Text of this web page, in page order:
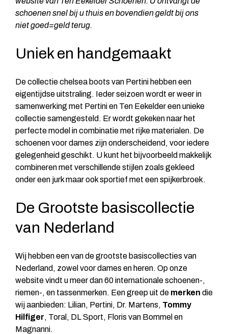
schoenen snel bij u thuis en bovendien geldt bij ons
niet goed=geld terug.
Uniek en handgemaakt
De collectie chelsea boots van Pertini hebben een
eigentijdse uitstraling. Ieder seizoen wordt er weer in
samenwerking met Pertini en Ten Eekelder een unieke
collectie samengesteld. Er wordt gekeken naar het
perfecte model in combinatie met rijke materialen. De
schoenen voor dames zijn onderscheidend, voor iedere
gelegenheid geschikt. U kunt het bijvoorbeeld makkelijk
combineren met verschillende stijlen zoals gekleed
onder een jurk maar ook sportief met een spijkerbroek.
De Grootste basiscollectie
van Nederland
Wij hebben een van de grootste basiscollecties van
Nederland, zowel voor dames en heren. Op onze
website vindt u meer dan 60 internationale schoenen-,
riemen-, en tassenmerken. Een greep uit de merken die
wij aanbieden: Lilian, Pertini, Dr. Martens, Tommy
Hilfiger, Toral, DL Sport, Floris van Bommel en
Magnanni.